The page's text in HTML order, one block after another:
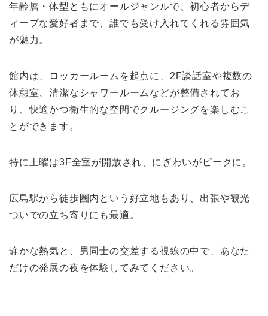
年齢層・体型ともにオールジャンルで、初心者からデ
ィープな愛好者まで、誰でも受け入れてくれる雰囲気
が魅力。
館内は、ロッカールームを起点に、2F談話室や複数の
休憩室、清潔なシャワールームなどが整備されてお
り、快適かつ衛生的な空間でクルージングを楽しむこ
とができます。
特に土曜は3F全室が開放され、にぎわいがピークに。
広島駅から徒歩圏内という好立地もあり、出張や観光
ついでの立ち寄りにも最適。
静かな熱気と、男同士の交差する視線の中で、あなた
だけの発展の夜を体験してみてください。